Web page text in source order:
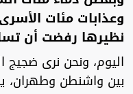
وعذابات مئات
نظيرها رفضت أن
اليوم، ونحن نرى
بين واشنطن وطهران،